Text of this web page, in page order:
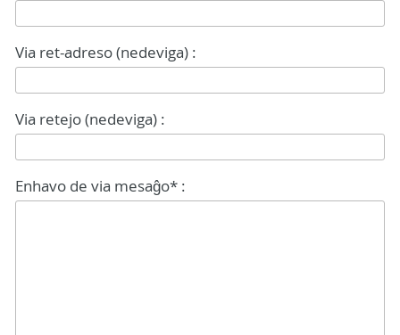
Via ret-adreso (nedeviga) :
Via retejo (nedeviga) :
Enhavo de via mesaĝo* :